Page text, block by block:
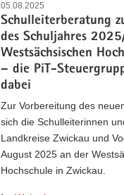
05.08.2025
Schulleiterberatung
des Schuljahres
Westsächsischen
– die PiT-
dabei
Zur Vorbereitung des
sich die Schulleiterinnen
Landkreise Zwickau und
August 2025 an der
Hochschule in Zwickau.